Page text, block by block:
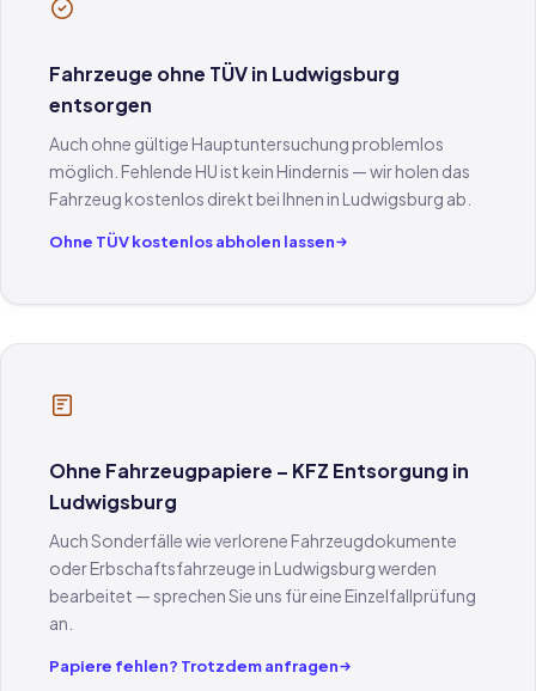
Fahrzeuge ohne TÜV in Ludwigsburg
entsorgen
Auch ohne gültige Hauptuntersuchung problemlos
möglich. Fehlende HU ist kein Hindernis — wir holen das
Fahrzeug kostenlos direkt bei Ihnen in Ludwigsburg ab.
Ohne TÜV kostenlos abholen lassen
Ohne Fahrzeugpapiere – KFZ Entsorgung in
Ludwigsburg
Auch Sonderfälle wie verlorene Fahrzeugdokumente
oder Erbschaftsfahrzeuge in Ludwigsburg werden
bearbeitet — sprechen Sie uns für eine Einzelfallprüfung
an.
Papiere fehlen? Trotzdem anfragen